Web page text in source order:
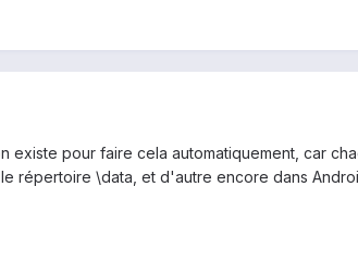
existe pour faire cela automatiquement, car
répertoire \data, et d'autre encore dans